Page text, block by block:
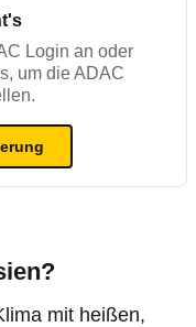
Login an oder
um die ADAC
mit heißen,